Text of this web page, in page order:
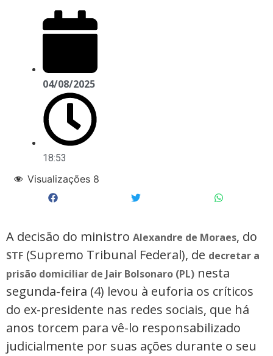
04/08/2025
18:53
Visualizações 8
A decisão do ministro Alexandre de Moraes, do
STF (Supremo Tribunal Federal), de decretar a
prisão domiciliar de Jair Bolsonaro (PL) nesta
segunda-feira (4) levou à euforia os críticos
do ex-presidente nas redes sociais, que há
anos torcem para vê-lo responsabilizado
judicialmente por suas ações durante o seu